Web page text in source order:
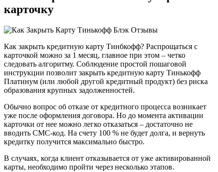
карточку
Как закрыть кредитную карту Тинбкофф? Распрощаться с
карточкой можно за 1 месяц, главное при этом – четко
следовать алгоритму. Соблюдение простой пошаговой
инструкции позволит закрыть кредитную карту Тинькофф
Платинум (или любой другой кредитный продукт) без риска
образования крупных задолженностей.
Обычно вопрос об отказе от кредитного процесса возникает
уже после оформления договора. Но до момента активации
карточки от нее можно легко отказаться – достаточно не
вводить СМС-код. На счету 100 % не будет долга, и вернуть
кредитку получится максимально быстро.
В случаях, когда клиент отказывается от уже активированной
карты, необходимо пройти через несколько этапов.